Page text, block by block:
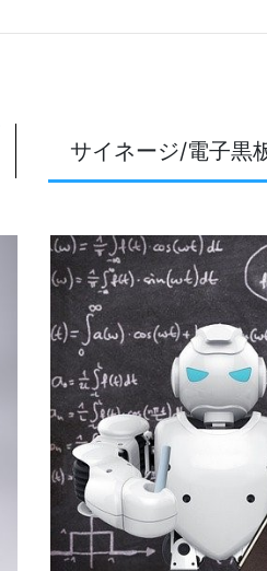
Windows
Android
タブレッ
タブレッ
ト TA2C-
タブレッ
ト TA2C-
Android
教育
修理
パッ
ク
社内
ヘル
プデ
スク
代行
サー
教育
機関
向け
iPad
ス
サイネージ/電子黒